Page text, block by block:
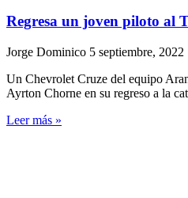
Regresa un joven piloto al
Jorge Dominico 5 septiembre, 2022
Un Chevrolet Cruze del equipo
Ayrton Chorne en su regreso a la
Leer más »